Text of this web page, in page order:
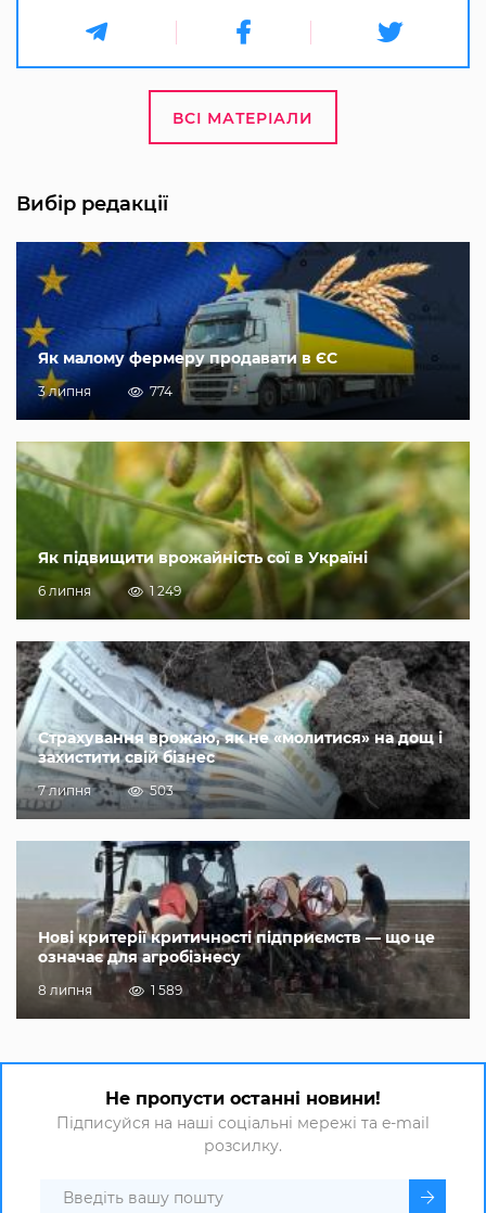
ВСІ МАТЕРІАЛИ
Вибір редакції
Як малому фермеру продавати в ЄС
3 липня 774
Як підвищити врожайність сої в Україні
6 липня 1 249
Страхування врожаю, як не «молитися» на дощ і
захистити свій бізнес
7 липня 503
Нові критерії критичності підприємств — що це
означає для агробізнесу
8 липня 1 589
Не пропусти останні новини!
Підписуйся на наші соціальні мережі та e-mail
розсилку.